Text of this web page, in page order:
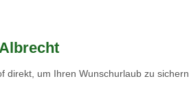
direkt, um Ihren Wunschurlaub zu sichern.